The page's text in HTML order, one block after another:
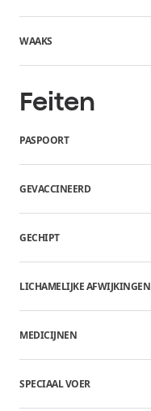
WAAKS
Feiten
PASPOORT
GEVACCINEERD
GECHIPT
LICHAMELIJKE AFWIJKINGEN
MEDICIJNEN
SPECIAAL VOER